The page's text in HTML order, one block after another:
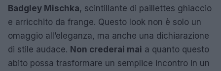
Badgley Mischka, scintillante di paillettes ghiaccio
e arricchito da frange. Questo look non è solo un
omaggio all’eleganza, ma anche una dichiarazione
di stile audace. Non crederai mai a quanto questo
abito possa trasformare un semplice incontro in un